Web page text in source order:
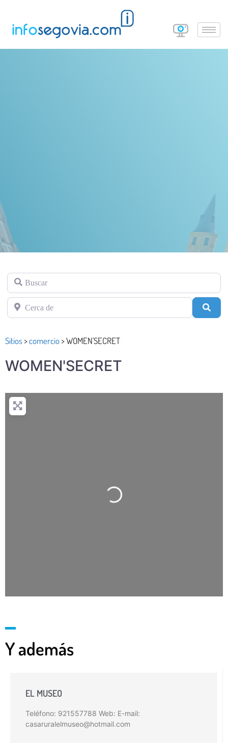
Buscar
Cerca de
Sitios >comercio>WOMEN'SECRET
WOMEN'SECRET
Y además
EL MUSEO
Teléfono: 921557788 Web: E-mail:
casaruralelmuseo@hotmail.com